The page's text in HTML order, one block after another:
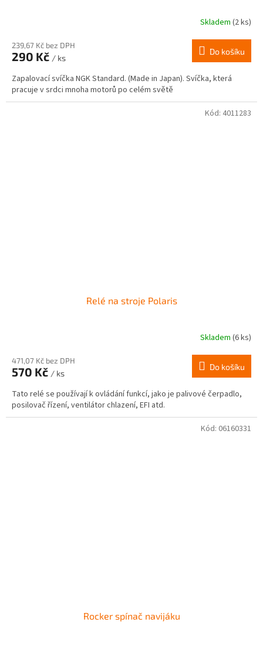
Skladem (2 ks)
239,67 Kč bez DPH
290 Kč / ks
Do košíku
Zapalovací svíčka NGK Standard. (Made in Japan). Svíčka, která
pracuje v srdci mnoha motorů po celém světě
Relé na stroje Polaris
Skladem (6 ks)
471,07 Kč bez DPH
570 Kč / ks
Do košíku
Tato relé se používají k ovládání funkcí, jako je palivové čerpadlo,
posilovač řízení, ventilátor chlazení, EFI atd.
Kód: 4011283
Rocker spínač navijáku
Kód: 06160331